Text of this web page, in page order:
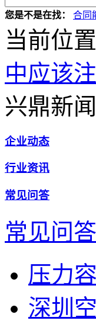
您是不是在找： 合同
当前位置
中应该
兴鼎新
企业动态
行业资讯
常见问答
常见问
压力
深圳